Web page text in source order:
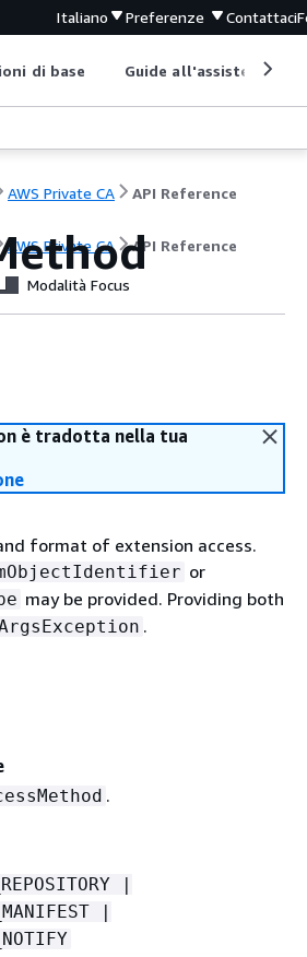
Italiano Preferenze Contattaci
di base Guide all'assistenza
AWS Private CA API Reference
AWS Private CA API Reference
Modalità Focus
è tradotta nella tua
format of extension access.
or
may be provided. Providing both
.
.
|
|